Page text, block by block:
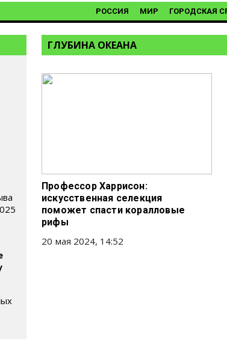
РОССИЯ МИР ГОРОДСКАЯ
ГЛУБИНА ОКЕАНА
Профессор Харрисон:
искусственная селекция
поможет спасти коралловые
рифы
20 мая 2024, 14:52